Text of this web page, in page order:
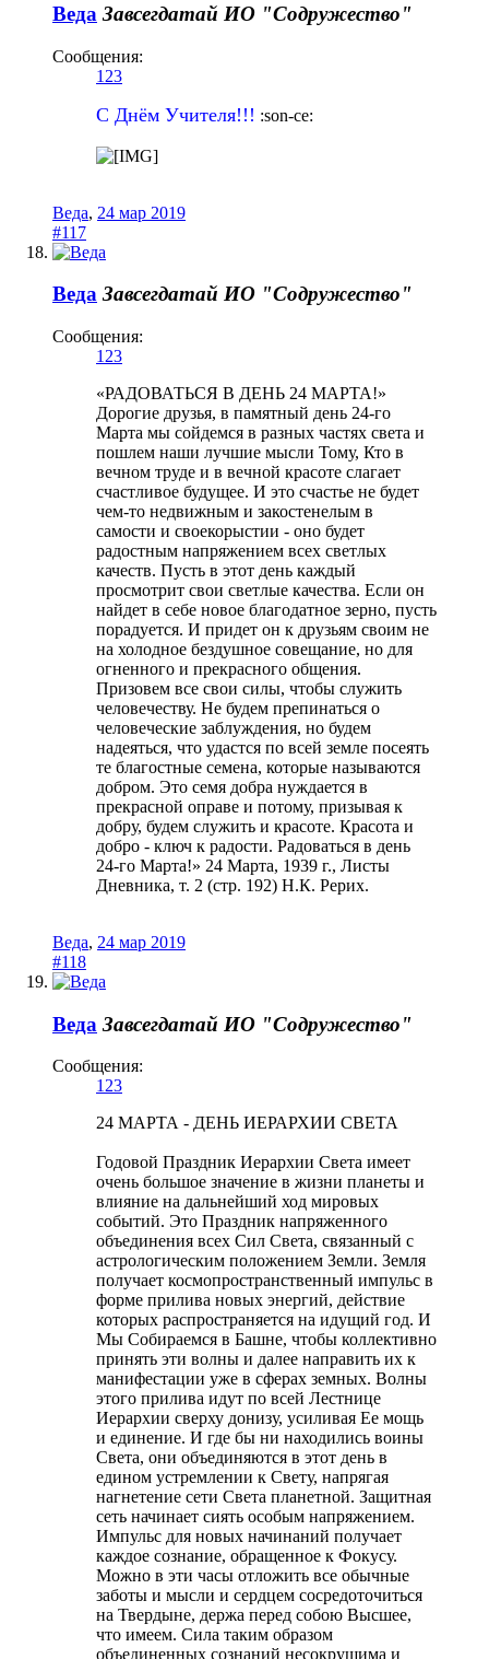
Веда Завсегдатай ИО "Содружество"
Сообщения:
123
С Днём Учителя!!! :son-ce:
Веда, 24 мар 2019
#117
Веда Завсегдатай ИО "Содружество"
Сообщения:
123
«РАДОВАТЬСЯ В ДЕНЬ 24 МАРТА!»
Дорогие друзья, в памятный день 24-го
Марта мы сойдемся в разных частях света и
пошлем наши лучшие мысли Тому, Кто в
вечном труде и в вечной красоте слагает
счастливое будущее. И это счастье не будет
чем-то недвижным и закостенелым в
самости и своекорыстии - оно будет
радостным напряжением всех светлых
качеств. Пусть в этот день каждый
просмотрит свои светлые качества. Если он
найдет в себе новое благодатное зерно, пусть
порадуется. И придет он к друзьям своим не
на холодное бездушное совещание, но для
огненного и прекрасного общения.
Призовем все свои силы, чтобы служить
человечеству. Не будем препинаться о
человеческие заблуждения, но будем
надеяться, что удастся по всей земле посеять
те благостные семена, которые называются
добром. Это семя добра нуждается в
прекрасной оправе и потому, призывая к
добру, будем служить и красоте. Красота и
добро - ключ к радости. Радоваться в день
24-го Марта!» 24 Марта, 1939 г., Листы
Дневника, т. 2 (стр. 192) Н.К. Рерих.
Веда, 24 мар 2019
#118
Веда Завсегдатай ИО "Содружество"
Сообщения:
123
24 МАРТА - ДЕНЬ ИЕРАРХИИ СВЕТА
Годовой Праздник Иерархии Света имеет
очень большое значение в жизни планеты и
влияние на дальнейший ход мировых
событий. Это Праздник напряженного
объединения всех Сил Света, связанный с
астрологическим положением Земли. Земля
получает космопространственный импульс в
форме прилива новых энергий, действие
которых распространяется на идущий год. И
Мы Собираемся в Башне, чтобы коллективно
принять эти волны и далее направить их к
манифестации уже в сферах земных. Волны
этого прилива идут по всей Лестнице
Иерархии сверху донизу, усиливая Ее мощь
и единение. И где бы ни находились воины
Света, они объединяются в этот день в
едином устремлении к Свету, напрягая
нагнетение сети Света планетной. Защитная
сеть начинает сиять особым напряжением.
Импульс для новых начинаний получает
каждое сознание, обращенное к Фокусу.
Можно в эти часы отложить все обычные
заботы и мысли и сердцем сосредоточиться
на Твердыне, держа перед собою Высшее,
что имеем. Сила таким образом
объединенных сознаний несокрушима и